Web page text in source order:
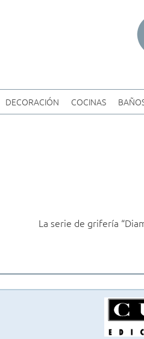
DECORACIÓN COCINAS
La serie de grifería